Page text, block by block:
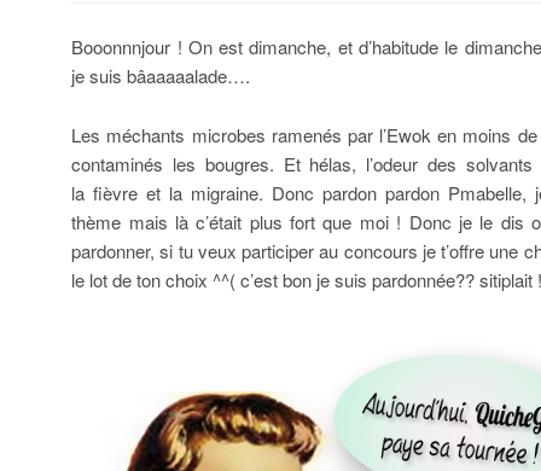
Booonnnjour ! On est dimanche, et d’habitude le
je suis bâaaaaalade….
Les méchants microbes ramenés par l’Ewok en moins de
contaminés les bougres. Et hélas, l’odeur des solvants
la fièvre et la migraine. Donc pardon pardon Pmabelle,
thème mais là c’était plus fort que moi ! Donc je le dis
pardonner, si tu veux participer au concours je t’offre une
le lot de ton choix ^^( c’est bon je suis pardonnée?? sitiplait